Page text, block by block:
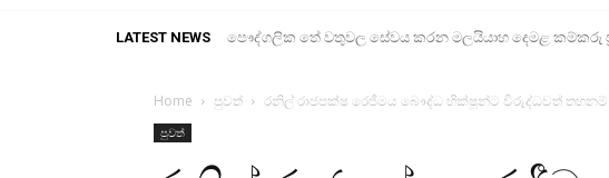
LATEST NEWS පෞද්ගලික තේ වතුවල සේවය කරන මලයියාහ දෙමළ කම්කරු
Home පුවත් රනිල් රාජපක්ෂ රෙජීමය බෞද්ධ භික්ෂූන්ට විරුද්ධවත්
පුවත්